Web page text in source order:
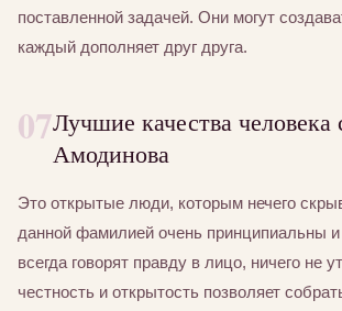
поставленной задачей. Они могут
каждый дополняет друг друга.
07Лучшие качества
Амодинова
Это открытые люди, которым нечего
данной фамилией очень принципиальны
всегда говорят правду в лицо, ничего не
честность и открытость позволяет